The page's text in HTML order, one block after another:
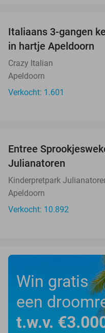
Italiaans 3-gangen
in hartje Apeldoorn
Crazy Italian
Apeldoorn
Verkocht: 1.601
Entree
Julianatoren
Kinderpretpark
Apeldoorn
Verkocht: 10.892
Win gratis
een
t.w.v.